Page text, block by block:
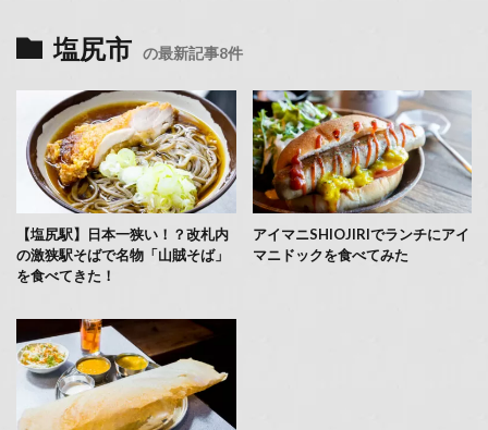
塩尻市 の最新記事8件
【塩尻駅】日本一狭い！？改札内
の激狭駅そばで名物「山賊そば」
を食べてきた！
アイマニSHIOJIRIでランチにアイ
マニドックを食べてみた